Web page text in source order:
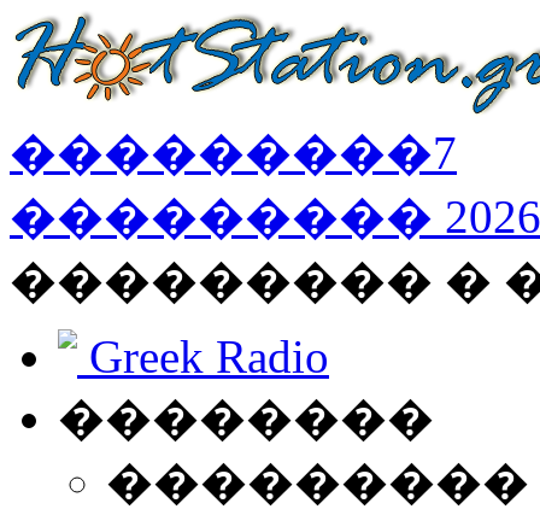
���������7
��������� 2026
��������� �
Greek Radio
��������